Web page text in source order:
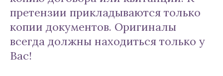
претензии прикладываются только
копии документов. Оригиналы
всегда должны находиться только у
Вас!